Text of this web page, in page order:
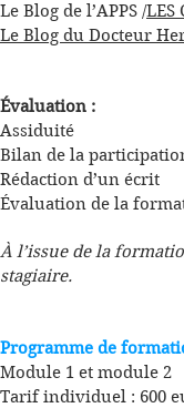
Le Blog de l’APPS /LES
Le Blog du Docteur
Évaluation :
Assiduité
Bilan de la
Rédaction d’un écrit
Évaluation de la
À l’issue de la
stagiaire.
Programme de
Module 1 et module 2
Tarif individuel : 600